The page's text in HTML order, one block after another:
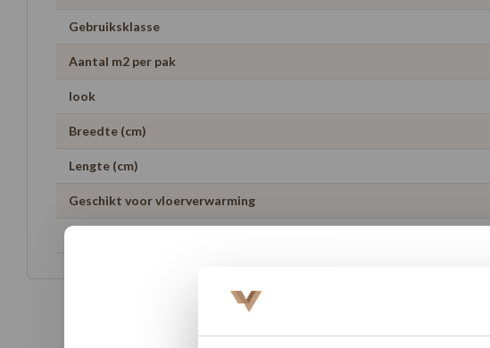
Gebruiksklasse
Aantal m2 per pak
look
Breedte (cm)
Lengte (cm)
Geschikt voor vloerverwarming